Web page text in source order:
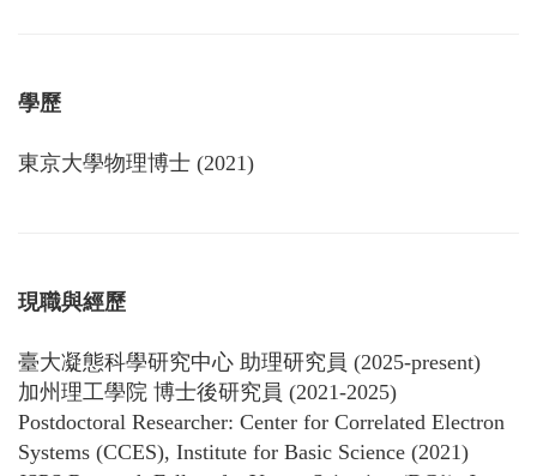
學歷
東京大學物理博士 (2021)
現職與經歷
臺大凝態科學研究中心 助理研究員 (2025-present)
加州理工學院 博士後研究員 (2021-2025)
Postdoctoral Researcher: Center for Correlated Electron
Systems (CCES), Institute for Basic Science (2021)